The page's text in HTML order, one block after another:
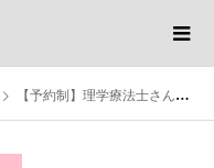
【予約制】理学療法士さんのおはなし